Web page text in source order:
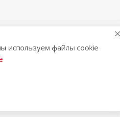
сайте информация,
публичной офертой,
магазин сейфов и
используем файлы cookie